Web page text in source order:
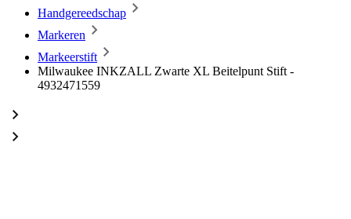
Handgereedschap
Markeren
Markeerstift
Milwaukee INKZALL Zwarte XL Beitelpunt Stift -
4932471559